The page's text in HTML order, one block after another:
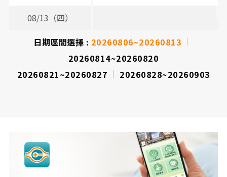
08/13（四）
日期區間選擇 : 20260806~20260813
20260814~20260820
20260821~20260827
20260828~20260903